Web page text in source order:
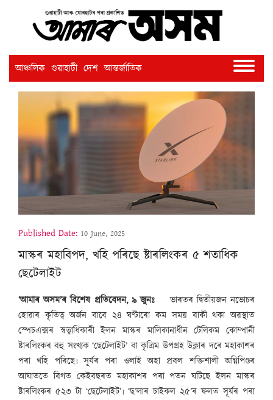
আঞ্চলিক গুৱাহাটী দেশ আন্তৰ্জাতিক
Published Date: 10 June, 2025
মাস্কৰ মহাবিপদ, খহি পৰিছে ষ্টাৰলিংকৰ ৫ শতাধিক
ছেটেলাইট
‘আমাৰ অসম’ৰ বিশেষ প্ৰতিবেদন, ৯ জুনঃভাৰতৰ দ্বিতীয়জন নভোচৰ
হোৱাৰ কৃতিত্ব অৰ্জন বাবে ২৪ ঘণ্টাৰো কম সময় বাকী থকা অৱস্থাত
স্পেচএক্সৰ স্বত্বাধিকাৰী ইলন মাস্কৰ মালিকানাধীন টেলিকম কোম্পানী
ষ্টাৰলিংকৰ বহু সংখ্যক ‘ছেটেলাইট’ বা কৃত্ৰিম উপগ্ৰহ উক্লাৰ দৰে মহাকাশৰ
পৰা খহি পৰিছে৷ সূৰ্যৰ পৰা ওলাই অহা প্ৰবল শক্তিশালী অগ্নিপিণ্ডৰ
আঘাততে বিগত কেইবছৰত মহাকাশৰ পৰা পতন ঘটিছে ইলন মাস্কৰ
ষ্টাৰলিংকৰ ৫২৩ টা ‘ছেটেলাইট’৷ ‘ছ’লাৰ চাইকল ২৫’ৰ ফলত সূৰ্যৰ পৰা